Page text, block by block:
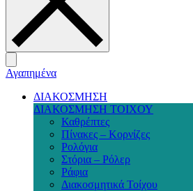
Αγαπημένα
ΔΙΑΚΟΣΜΗΣΗ
ΔΙΑΚΟΣΜΗΣΗ ΤΟΙΧΟΥ
Καθρέπτες
Πίνακες – Κορνίζες
Ρολόγια
Στόρια – Ρόλερ
Ράφια
Διακοσμητικά Τοίχου